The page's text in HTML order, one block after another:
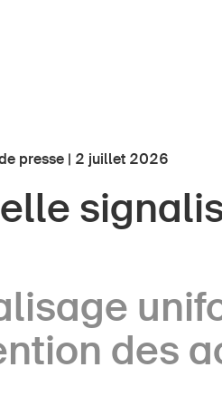
À
presse | 2 juillet 2026
des